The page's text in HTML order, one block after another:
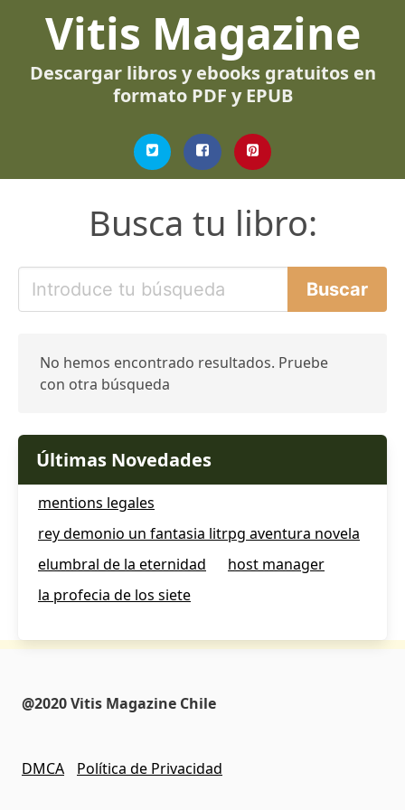
Vitis Magazine
Descargar libros y ebooks gratuitos en
formato PDF y EPUB
Busca tu libro:
No hemos encontrado resultados. Pruebe
con otra búsqueda
Últimas Novedades
mentions legales
rey demonio un fantasia litrpg aventura novela
elumbral de la eternidad
host manager
la profecia de los siete
@2020 Vitis Magazine Chile
DMCA Política de Privacidad